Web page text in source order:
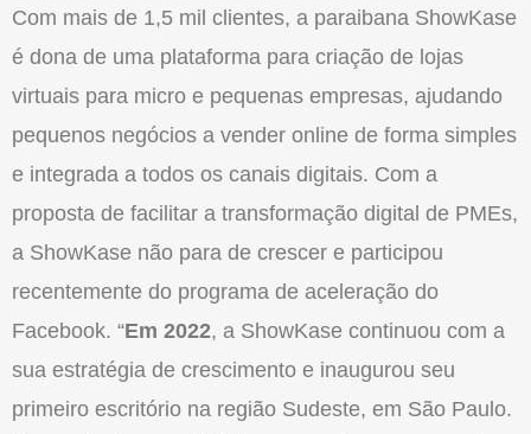
Com mais de 1,5 mil clientes, a paraibana ShowKase
é dona de uma plataforma para criação de lojas
virtuais para micro e pequenas empresas, ajudando
pequenos negócios a vender online de forma simples
e integrada a todos os canais digitais. Com a
proposta de facilitar a transformação digital de PMEs,
a ShowKase não para de crescer e participou
recentemente do programa de aceleração do
Facebook. “Em 2022, a ShowKase continuou com a
sua estratégia de crescimento e inaugurou seu
primeiro escritório na região Sudeste, em São Paulo.